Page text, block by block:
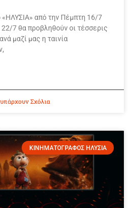
από την Πέμπτη 16/7
7 θα προβληθούν οι τέσσερις
μαζί μας η ταινία
Σχόλια
ΚΙΝΗΜΑΤΟΓΡΑΦΟΣ ΗΛΥΣΙΑ